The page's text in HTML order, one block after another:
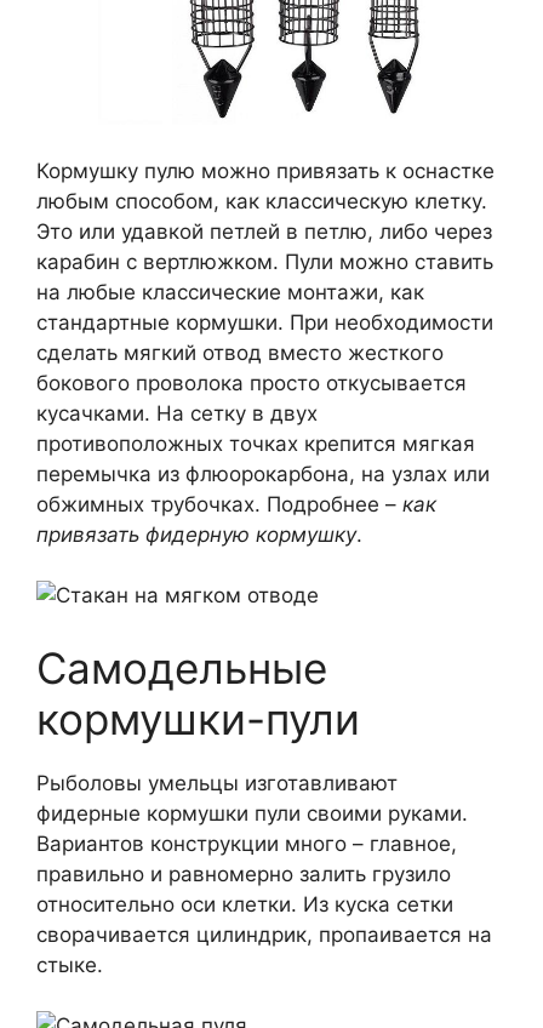
Кормушку пулю можно привязать к оснастке
любым способом, как классическую клетку.
Это или удавкой петлей в петлю, либо через
карабин с вертлюжком. Пули можно ставить
на любые классические монтажи, как
стандартные кормушки. При необходимости
сделать мягкий отвод вместо жесткого
бокового проволока просто откусывается
кусачками. На сетку в двух
противоположных точках крепится мягкая
перемычка из флюорокарбона, на узлах или
обжимных трубочках. Подробнее – как
привязать фидерную кормушку.
Самодельные
кормушки-пули
Рыболовы умельцы изготавливают
фидерные кормушки пули своими руками.
Вариантов конструкции много – главное,
правильно и равномерно залить грузило
относительно оси клетки. Из куска сетки
сворачивается цилиндрик, пропаивается на
стыке.